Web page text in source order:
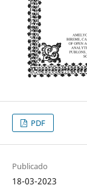
PDF
Publicado
18-03-2023